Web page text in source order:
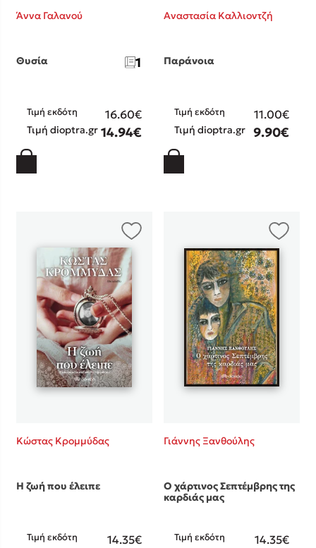
Ένας γίγαντας στο σχολείο
Δανάη Δεληγεώργη
Mel Robbins
Η μέθοδος Αφήστε τους
Sebastian Fitzek
Άννα Γαλανού
Θυσία 1
Τιμή εκδότη 16.60€
Τιμή dioptra.gr 14.94€
Αναστασία Καλλιοντζή
Παράνοια
Τιμή εκδότη 11.00€
Τιμή dioptra.gr 9.90€
Κώστας Κρομμύδας
Η ζωή που έλειπε
Τιμή εκδότη 14.35€
Γιάννης Ξανθούλης
Ο χάρτινος Σεπτέμβρης της
καρδιάς μας
Τιμή εκδότη 14.35€